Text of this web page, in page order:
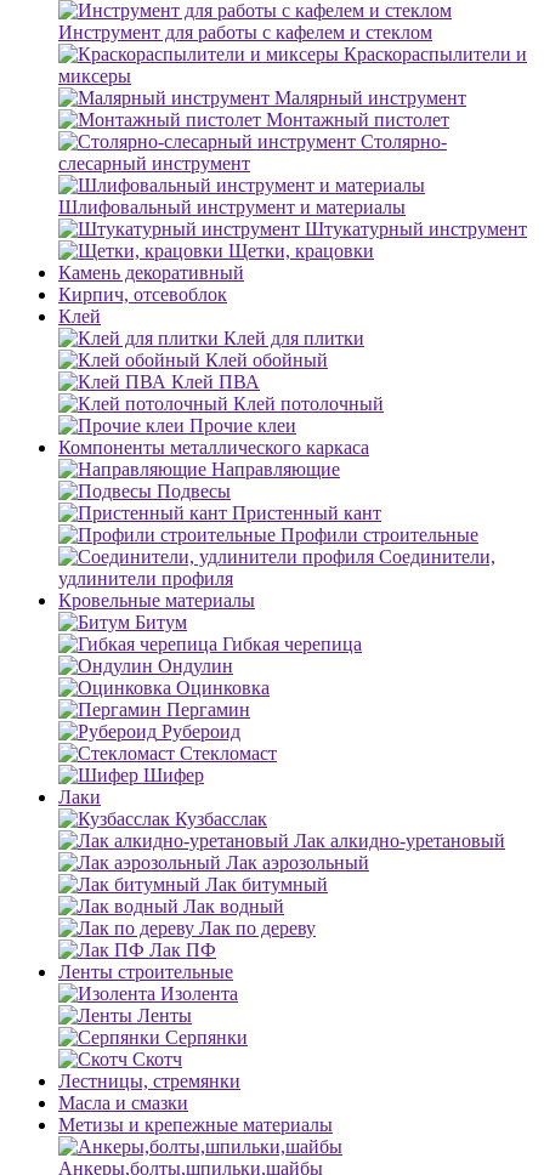
Инструмент для работы с кафелем и стеклом
Краскораспылители и
миксеры
Малярный инструмент
Монтажный пистолет
Столярно-
слесарный инструмент
Шлифовальный инструмент и материалы
Штукатурный инструмент
Щетки, крацовки
Камень декоративный
Кирпич, отсевоблок
Клей
Клей для плитки
Клей обойный
Клей ПВА
Клей потолочный
Прочие клеи
Компоненты металлического каркаса
Направляющие
Подвесы
Пристенный кант
Профили строительные
Соединители,
удлинители профиля
Кровельные материалы
Битум
Гибкая черепица
Ондулин
Оцинковка
Пергамин
Рубероид
Стекломаст
Шифер
Лаки
Кузбасслак
Лак алкидно-уретановый
Лак аэрозольный
Лак битумный
Лак водный
Лак по дереву
Лак ПФ
Ленты строительные
Изолента
Ленты
Серпянки
Скотч
Лестницы, стремянки
Масла и смазки
Метизы и крепежные материалы
Анкеры,болты,шпильки,шайбы